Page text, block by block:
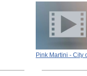
Pink Martini - City